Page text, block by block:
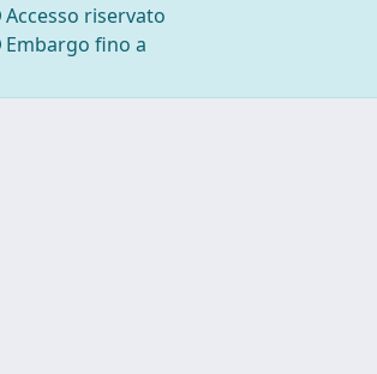
Accesso riservato
Embargo fino a